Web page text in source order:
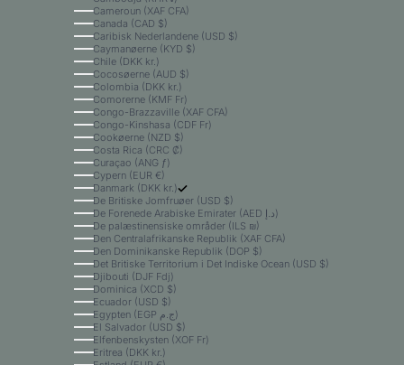
Cameroun (XAF CFA)
Canada (CAD $)
Caribisk Nederlandene (USD $)
Caymanøerne (KYD $)
Chile (DKK kr.)
Cocosøerne (AUD $)
Colombia (DKK kr.)
Comorerne (KMF Fr)
Congo-Brazzaville (XAF CFA)
Congo-Kinshasa (CDF Fr)
Cookøerne (NZD $)
Costa Rica (CRC ₡)
Curaçao (ANG ƒ)
Cypern (EUR €)
Danmark (DKK kr.)
De Britiske Jomfruøer (USD $)
De Forenede Arabiske Emirater (AED د.إ)
De palæstinensiske områder (ILS ₪)
Den Centralafrikanske Republik (XAF CFA)
Den Dominikanske Republik (DOP $)
Det Britiske Territorium i Det Indiske Ocean (USD $)
Djibouti (DJF Fdj)
Dominica (XCD $)
Ecuador (USD $)
Egypten (EGP ج.م)
El Salvador (USD $)
Elfenbenskysten (XOF Fr)
Eritrea (DKK kr.)